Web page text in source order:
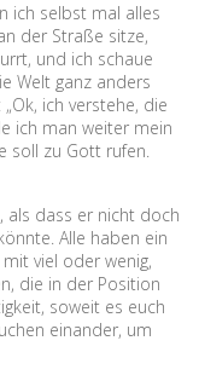
ich selbst mal alles
der Straße sitze,
und ich schaue
Welt ganz anders
ich verstehe, die
ich man weiter mein
soll zu Gott rufen.
als dass er nicht doch
Alle haben ein
viel oder wenig,
die in der Position
soweit es euch
einander, um